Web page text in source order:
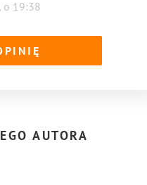
humoru.
, o 19:38
AUTORA